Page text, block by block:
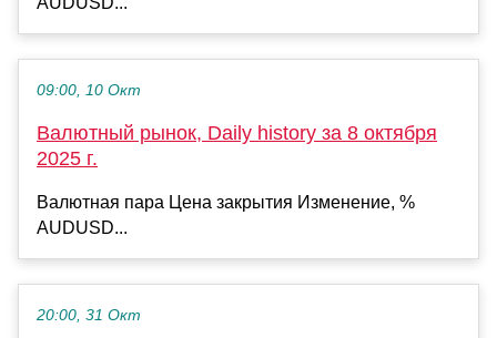
09:00, 10 Окт
Валютный рынок, Daily history за 8 октября
2025 г.
Валютная пара Цена закрытия Изменение, %
AUDUSD...
20:00, 31 Окт